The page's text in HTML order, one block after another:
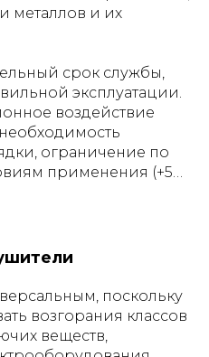
металлов и их
срок службы,
эксплуатации.
воздействие
ограничение по
применения (+5…
поскольку
возгорания классов
веществ,